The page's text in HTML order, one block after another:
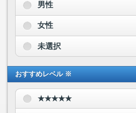
男性
女性
未選択
おすすめレベル ※
★★★★★